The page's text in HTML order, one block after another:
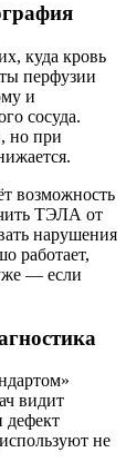
куда кровь
перфузии
и
сосуда.
но при
возможность
ТЭЛА от
нарушения
работает,
— если
видит
дефект
не